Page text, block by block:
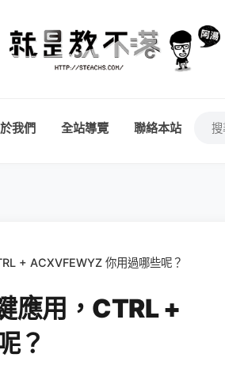
我們 全站導覽 聯絡本站
+ ACXVFEWYZ 你用過哪些呢？
應用，CTRL +
？